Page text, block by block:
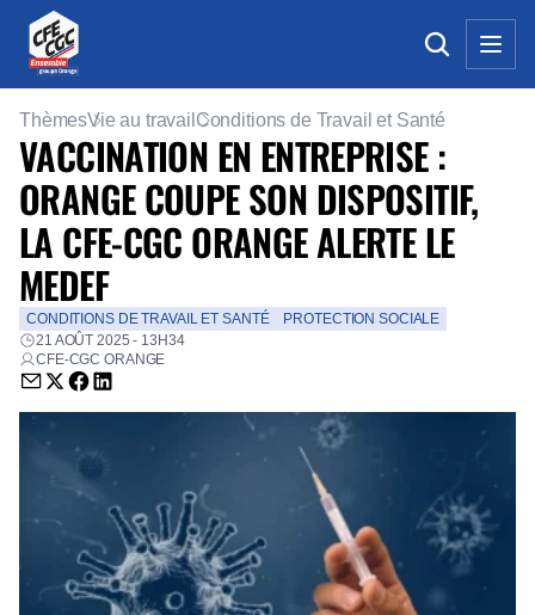
ThèmesVie au travail Conditions de Travail et Santé
VACCINATION EN ENTREPRISE :
ORANGE COUPE SON DISPOSITIF,
LA CFE-CGC ORANGE ALERTE LE
MEDEF
CONDITIONS DE TRAVAIL ET SANTÉ
PROTECTION SOCIALE
21 AOÛT 2025 - 13H34
CFE-CGC ORANGE
Envoyer par email (nouvelle fenêtre)
Partager sur Twitter (nouvelle fenêtre)
Partager sur Facebook (nouvelle fenêtre)
Partager sur LinkedIn (nouvelle fenêtre)